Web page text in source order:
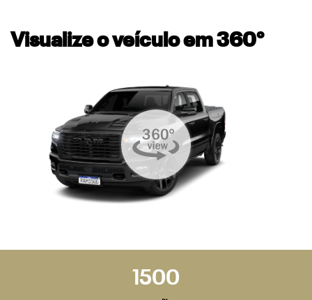
Visualize o veículo em 360°
1500